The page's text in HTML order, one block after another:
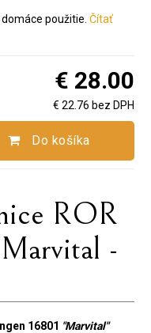
použitie. Čítať
€ 28.00
€ 22.76 bez DPH
Do košíka
ROR
-
16801 "Marvital"